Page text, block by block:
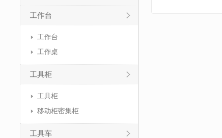
工作台
工作台
工作桌
工具柜
工具柜
移动柜密集柜
工具车